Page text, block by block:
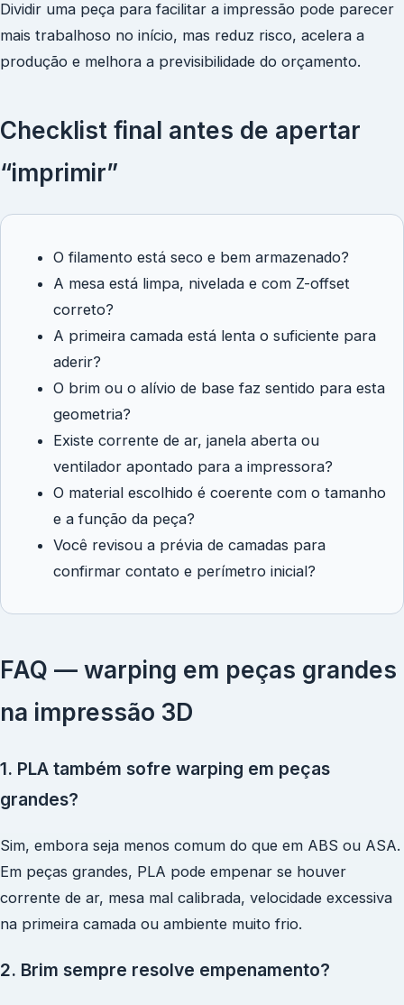
Dividir uma peça para facilitar a impressão pode parecer
mais trabalhoso no início, mas reduz risco, acelera a
produção e melhora a previsibilidade do orçamento.
Checklist final antes de apertar
“imprimir”
O filamento está seco e bem armazenado?
A mesa está limpa, nivelada e com Z-offset
correto?
A primeira camada está lenta o suficiente para
aderir?
O brim ou o alívio de base faz sentido para esta
geometria?
Existe corrente de ar, janela aberta ou
ventilador apontado para a impressora?
O material escolhido é coerente com o tamanho
e a função da peça?
Você revisou a prévia de camadas para
confirmar contato e perímetro inicial?
FAQ — warping em peças grandes
na impressão 3D
1. PLA também sofre warping em peças
grandes?
Sim, embora seja menos comum do que em ABS ou ASA.
Em peças grandes, PLA pode empenar se houver
corrente de ar, mesa mal calibrada, velocidade excessiva
na primeira camada ou ambiente muito frio.
2. Brim sempre resolve empenamento?